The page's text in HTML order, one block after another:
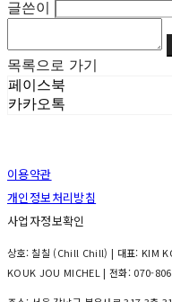
글쓴이
목록으로 가기
페이스북
카카오톡
이용약관
개인정보처리방침
사업자정보확인
상호: 칠칠 (Chill Chill) | 대표: KIM
KOUK JOU MICHEL | 전화: 070-